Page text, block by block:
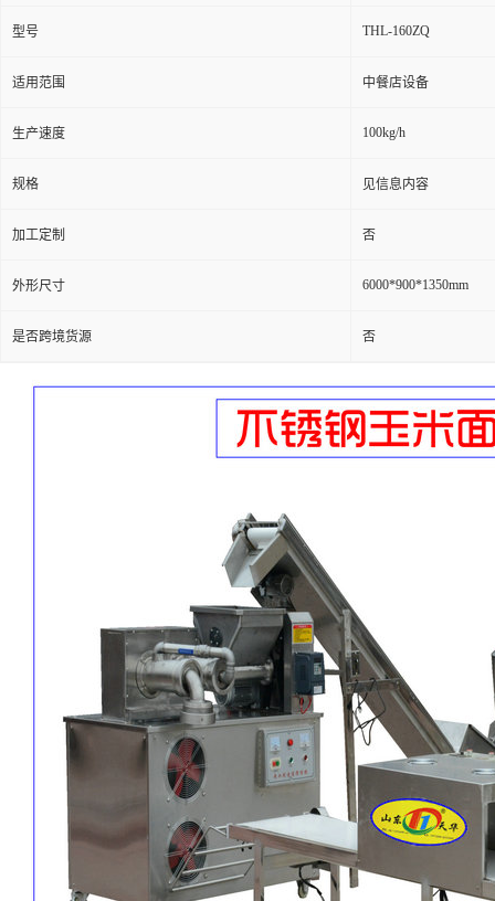
型号 THL-160ZQ
适用范围 中餐店设备
生产速度 100kg/h
规格 见信息内容
加工定制 否
外形尺寸 6000*900*1350mm
是否跨境货源 否